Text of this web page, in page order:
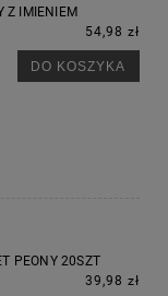
Z IMIENIEM
54,98 zł
DO KOSZYKA
PEONY 20SZT
39,98 zł